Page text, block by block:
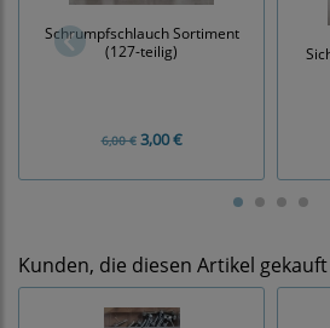
Schrumpfschlauch Sortiment
(127-teilig)
6,00 €3,00 €
Kunden, die diesen Artikel